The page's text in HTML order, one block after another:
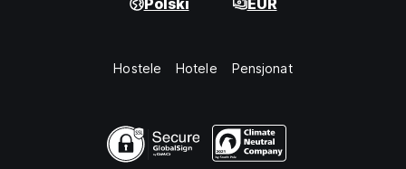
Polski EUR
Hostele Hotele Pensjonat